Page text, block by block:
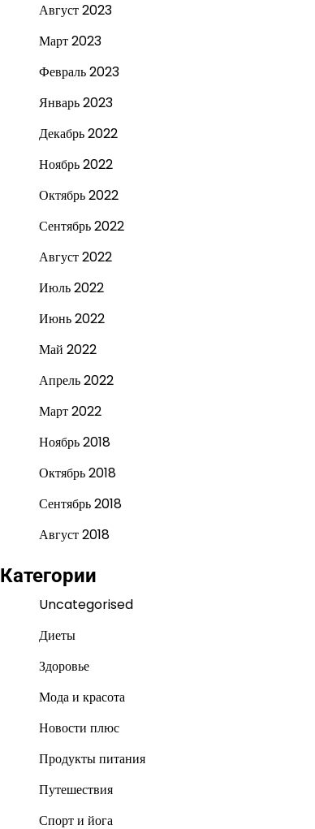
Август 2023
Март 2023
Февраль 2023
Январь 2023
Декабрь 2022
Ноябрь 2022
Октябрь 2022
Сентябрь 2022
Август 2022
Июль 2022
Июнь 2022
Май 2022
Апрель 2022
Март 2022
Ноябрь 2018
Октябрь 2018
Сентябрь 2018
Август 2018
Категории
Uncategorised
Диеты
Здоровье
Мода и красота
Новости плюс
Продукты питания
Путешествия
Спорт и йога